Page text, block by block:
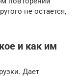
не остается,
и как им
Дает